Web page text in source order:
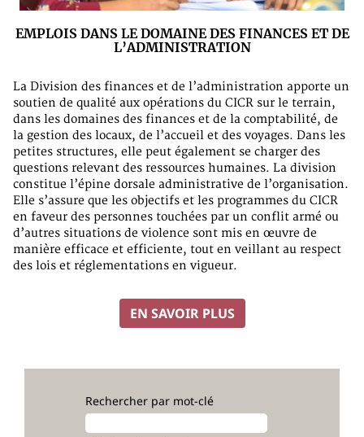
EMPLOIS DANS LE DOMAINE DES FINANCES ET DE
L’ADMINISTRATION
La Division des finances et de l’administration apporte un
soutien de qualité aux opérations du CICR sur le terrain,
dans les domaines des finances et de la comptabilité, de
la gestion des locaux, de l’accueil et des voyages. Dans les
petites structures, elle peut également se charger des
questions relevant des ressources humaines. La division
constitue l’épine dorsale administrative de l’organisation.
Elle s’assure que les objectifs et les programmes du CICR
en faveur des personnes touchées par un conflit armé ou
d’autres situations de violence sont mis en œuvre de
manière efficace et efficiente, tout en veillant au respect
des lois et réglementations en vigueur.
EN SAVOIR PLUS
Rechercher par mot-clé